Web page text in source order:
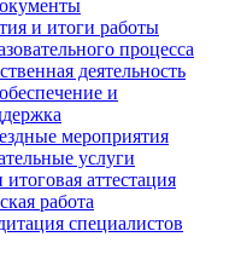
и итоги работы
процесса
деятельность
и
мероприятия
услуги
аттестация
работа
специалистов